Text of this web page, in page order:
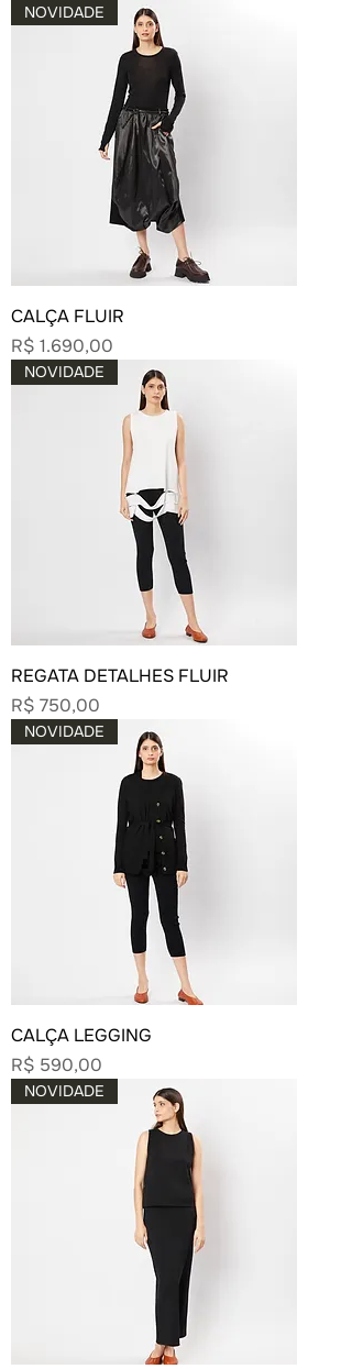
NOVIDADE
CALÇA FLUIR
Preço
R$ 1.690,00
NOVIDADE
REGATA DETALHES FLUIR
Preço
R$ 750,00
NOVIDADE
CALÇA LEGGING
Preço
R$ 590,00
NOVIDADE